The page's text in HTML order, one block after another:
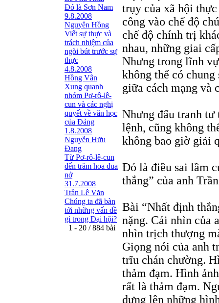
Đó là Sơn Nam
9.8.2008
Nguyên Hồng
Viết sự thực và
trách nhiệm của
ngòi bút trước sự
thực
4.8.2008
Hồng Vân
Xung quanh
nhóm Pơ-rô-lê-
cun và các nghị
quyết về văn học
của Đảng
1.8.2008
Nguyễn Hữu
Đang
Từ Pơ-rô-lê-cun
đến trăm hoa đua
nở
31.7.2008
Trần Lê Văn
Chúng ta đã bàn
tới những vấn đề
gì trong Đại hội?
1 - 20 / 884 bài
trụy của xã hội
công vào chế độ
chế độ chính trị
nhau, những giai
Nhưng trong lĩnh
không thể có
giữa cách mạng và
Nhưng đấu tranh
lệnh, cũng không
không bao giờ giải
Đó là điều sai lầm
thắng” của anh
Bài “Nhất định
nặng. Cái nhìn của
nhìn trịch thượng
Giọng nói của anh
trĩu chán chường.
thảm đạm. Hình
rất là thảm đạm.
dựng lên những